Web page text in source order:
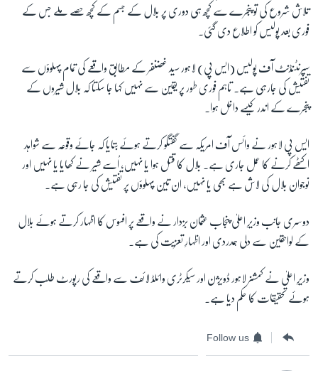
تلاش شروع کی تو پنجرے سے کچھ ہی دوری پر بلال کے جسم کے کچھ حصے ملے جس کے
فوری بعد پولیس کو اطلاع دی گئی۔
سپرنٹنڈنٹ آف پولیس (ایس پی) لاہور سید غضنفر کے مطابق واقعے کی تمام پہلوؤں سے
تفتیش کی جارہی ہے۔ تاہم فوری طور پر یقین سے نہیں کہا جا سکتا کہ بلال شیروں کے
پنجرے کے اندر کیسے داخل ہوا۔
ایس پی لاہور نے وائس آف امریکہ سے گفتگو کرتے ہوئے بتایا کہ جائے وقوعہ سے شواہد
اکٹھے کرنے کا عمل جاری ہے۔ بلال کا قتل ہوا یا نہیں، اُسے شیر نے کھایا یا نہیں اور
نوجوان بلال کی لاش ہے بھی یا نہیں، ان تین پہلوؤں پر تفتیش کی جا رہی ہے۔
دوسری جانب وزیرِ اعلیٰ پنجاب عثمان بزدار نے واقعے پر افسوس کا اظہار کرتے ہوئے بلال
کے لواحقین سے دلی ہمدردی اور اظہارِ تعزیت کی ہے۔
وزیرِ اعلیٰ نے کمشنر لاہور ڈویژن اور سیکرٹری وائلڈ لائف سے واقعے کی رپورٹ طلب کرتے
ہوئے تحقیقات کا حکم دیا ہے۔
Follow us